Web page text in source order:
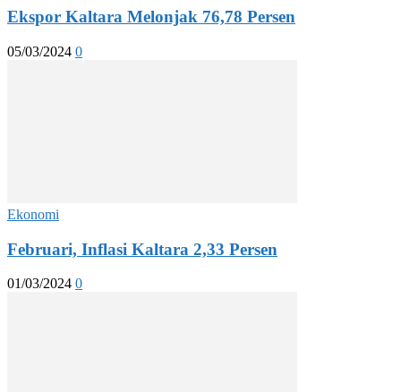
Ekspor Kaltara Melonjak 76,78 Persen
05/03/2024 0
Ekonomi
Februari, Inflasi Kaltara 2,33 Persen
01/03/2024 0